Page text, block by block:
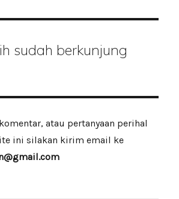
sudah berkunjung
atau pertanyaan perihal
ini silakan kirim email ke